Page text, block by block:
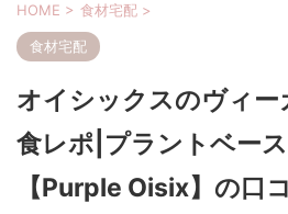
HOME > 食材宅配 >
食材宅配
オイシックスのヴィ
食レポ|プラントベー
【Purple Oisix】の口